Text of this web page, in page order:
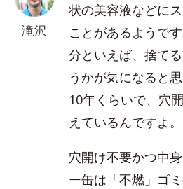
滝沢
状の美容液などに
ことがあるようで
分といえば、捨て
うかが気になると
10年くらいで、穴
えているんですよ。
穴開け不要かつ中
ー缶は「不燃」ゴ